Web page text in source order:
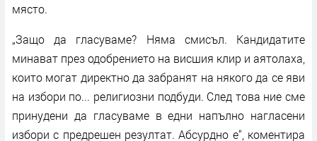
място.
„Защо да гласуваме? Няма смисъл. Кандидатите
минават през одобрението на висшия клир и аятолаха,
които могат директно да забранят на някого да се яви
на избори по... религиозни подбуди. След това ние сме
принудени да гласуваме в едни напълно нагласени
избори с предрешен резултат. Абсурдно е“, коментира